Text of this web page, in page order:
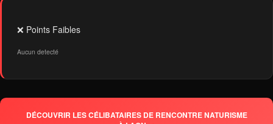
❌ Points Faibles
Aucun detecté
DÉCOUVRIR LES CÉLIBATAIRES DE RENCONTRE NATURISME